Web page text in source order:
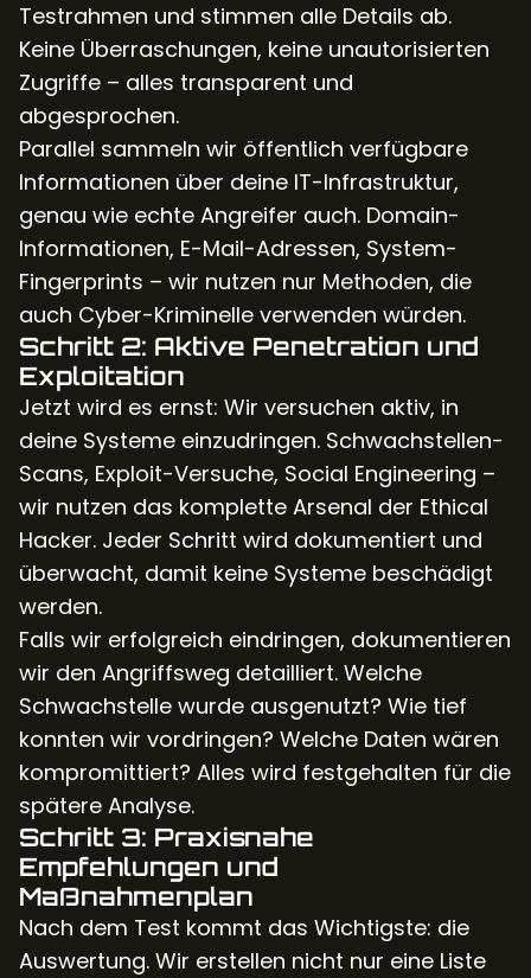
Testrahmen und stimmen alle Details ab.
Keine Überraschungen, keine unautorisierten
Zugriffe – alles transparent und
abgesprochen.
Parallel sammeln wir öffentlich verfügbare
Informationen über deine IT-Infrastruktur,
genau wie echte Angreifer auch. Domain-
Informationen, E-Mail-Adressen, System-
Fingerprints – wir nutzen nur Methoden, die
auch Cyber-Kriminelle verwenden würden.
Schritt 2: Aktive Penetration und
Exploitation
Jetzt wird es ernst: Wir versuchen aktiv, in
deine Systeme einzudringen. Schwachstellen-
Scans, Exploit-Versuche, Social Engineering –
wir nutzen das komplette Arsenal der Ethical
Hacker. Jeder Schritt wird dokumentiert und
überwacht, damit keine Systeme beschädigt
werden.
Falls wir erfolgreich eindringen, dokumentieren
wir den Angriffsweg detailliert. Welche
Schwachstelle wurde ausgenutzt? Wie tief
konnten wir vordringen? Welche Daten wären
kompromittiert? Alles wird festgehalten für die
spätere Analyse.
Schritt 3: Praxisnahe
Empfehlungen und
Maßnahmenplan
Nach dem Test kommt das Wichtigste: die
Auswertung. Wir erstellen nicht nur eine Liste